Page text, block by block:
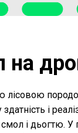
на
здатність і
і дьогтю. У